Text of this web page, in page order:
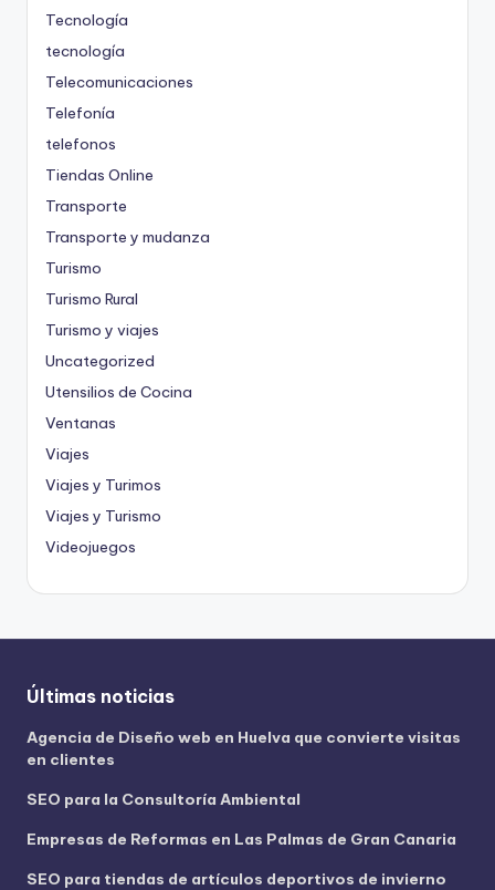
Tecnología
tecnología
Telecomunicaciones
Telefonía
telefonos
Tiendas Online
Transporte
Transporte y mudanza
Turismo
Turismo Rural
Turismo y viajes
Uncategorized
Utensilios de Cocina
Ventanas
Viajes
Viajes y Turimos
Viajes y Turismo
Videojuegos
Últimas noticias
Agencia de Diseño web en Huelva que convierte visitas
en clientes
SEO para la Consultoría Ambiental
Empresas de Reformas en Las Palmas de Gran Canaria
SEO para tiendas de artículos deportivos de invierno